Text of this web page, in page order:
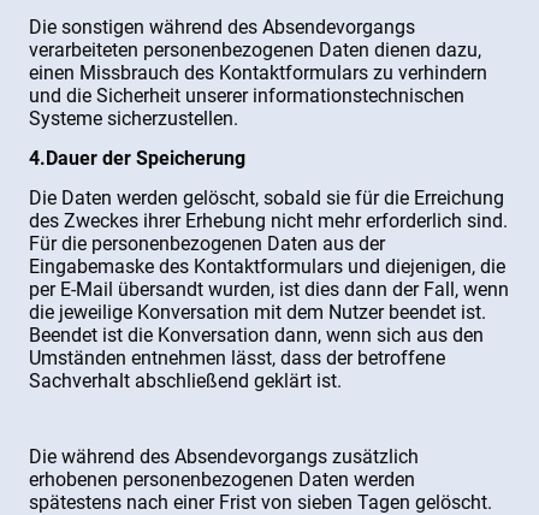
Die sonstigen während des Absendevorgangs
verarbeiteten personenbezogenen Daten dienen dazu,
einen Missbrauch des Kontaktformulars zu verhindern
und die Sicherheit unserer informationstechnischen
Systeme sicherzustellen.
4.Dauer der Speicherung
Die Daten werden gelöscht, sobald sie für die Erreichung
des Zweckes ihrer Erhebung nicht mehr erforderlich sind.
Für die personenbezogenen Daten aus der
Eingabemaske des Kontaktformulars und diejenigen, die
per E-Mail übersandt wurden, ist dies dann der Fall, wenn
die jeweilige Konversation mit dem Nutzer beendet ist.
Beendet ist die Konversation dann, wenn sich aus den
Umständen entnehmen lässt, dass der betroffene
Sachverhalt abschließend geklärt ist.
Die während des Absendevorgangs zusätzlich
erhobenen personenbezogenen Daten werden
spätestens nach einer Frist von sieben Tagen gelöscht.